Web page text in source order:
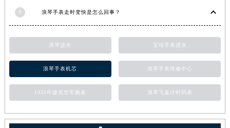
9 浪琴手表走时变快是怎么回事？
浪琴进水 宝珀手表进水
浪琴手表机芯 浪琴手表维修中心
1935年捷克空军腕表 浪琴飞返计时码表